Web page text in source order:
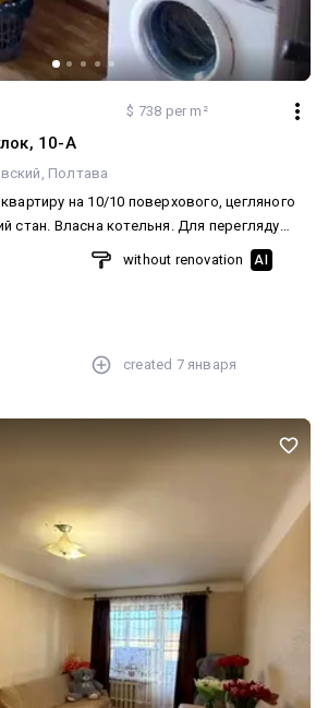
$ 738 per m²
10-А
Полтава
на 10/10 поверхового, цегляного
стан. Власна котельня. Для перегляду
without renovation AI
created 7 января